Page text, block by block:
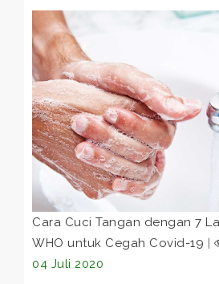
Cara Cuci Tangan dengan 7
WHO untuk Cegah Covid-19
04 Juli 2020